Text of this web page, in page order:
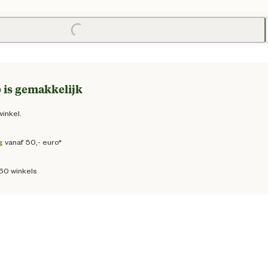
Loading...
is gemakkelijk
vanaf 50,- euro*
winkels